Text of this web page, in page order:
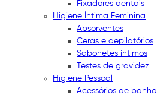
Fixadores dentais
Higiene Íntima Feminina
Absorventes
Ceras e depilatórios
Sabonetes íntimos
Testes de gravidez
Higiene Pessoal
Acessórios de banho